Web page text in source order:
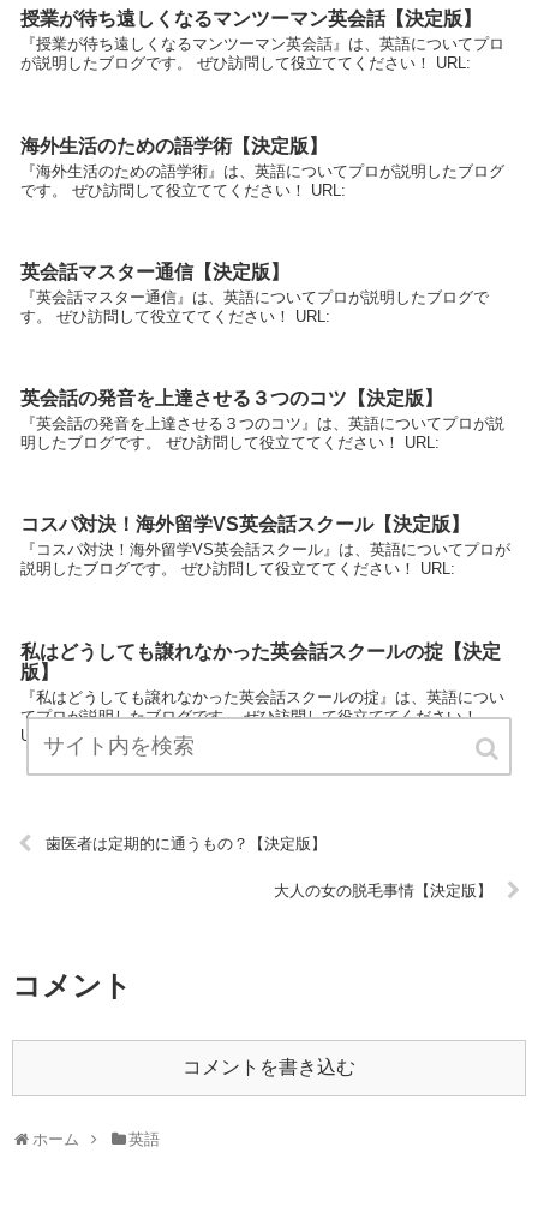
授業が待ち遠しくなるマンツーマン英会話【決定版】
『授業が待ち遠しくなるマンツーマン英会話』は、英語についてプロ
が説明したブログです。 ぜひ訪問して役立ててください！ URL:
海外生活のための語学術【決定版】
『海外生活のための語学術』は、英語についてプロが説明したブログ
です。 ぜひ訪問して役立ててください！ URL:
英会話マスター通信【決定版】
『英会話マスター通信』は、英語についてプロが説明したブログで
す。 ぜひ訪問して役立ててください！ URL:
英会話の発音を上達させる３つのコツ【決定版】
『英会話の発音を上達させる３つのコツ』は、英語についてプロが説
明したブログです。 ぜひ訪問して役立ててください！ URL:
コスパ対決！海外留学VS英会話スクール【決定版】
『コスパ対決！海外留学VS英会話スクール』は、英語についてプロが
説明したブログです。 ぜひ訪問して役立ててください！ URL:
私はどうしても譲れなかった英会話スクールの掟【決定
版】
『私はどうしても譲れなかった英会話スクールの掟』は、英語につい
てプロが説明したブログです。 ぜひ訪問して役立ててください！
URL:
歯医者は定期的に通うもの？【決定版】
大人の女の脱毛事情【決定版】
コメント
コメントを書き込む
ホーム 英語